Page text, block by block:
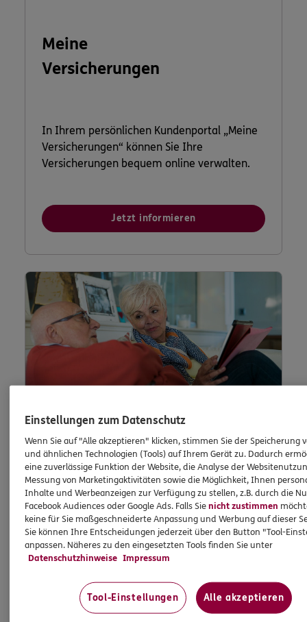
Meine
Versicherungen
In Ihrem persönlichen Kundenportal „Meine
Versicherungen“ können Sie Ihre
Versicherungen bequem online verwalten.
Jetzt informieren
Lob und
Beschwerde
Waren Sie unzufrieden mit uns oder möchten
Sie uns loben? Dann können Sie uns Ihre
Meinung hier mitteilen.
Einstellungen zum Datenschutz
Wenn Sie auf "Alle akzeptieren" klicken, stimmen Sie der Speicherung
und ähnlichen Technologien (Tools) auf Ihrem Gerät zu. Dadurch
eine zuverlässige Funktion der Website, die Analyse der
Messung von Marketingaktivitäten sowie die Möglichkeit, Ihnen
Inhalte und Werbeanzeigen zur Verfügung zu stellen, z.B. durch die
Facebook Audiences oder Google Ads. Falls Sienicht zustimmen
keine für Sie maßgeschneiderte Anpassung und Werbung auf dieser
Sie können Ihre Entscheidungen jederzeit über den Button "Tool-
anpassen. Näheres zu den eingesetzten Tools finden Sie unter
Datenschutzhinweise Impressum
Tool-Einstellungen Alle akzeptieren